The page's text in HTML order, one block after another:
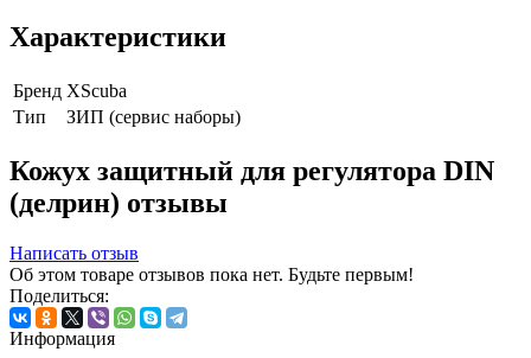
Характеристики
Бренд XScuba
Тип
ЗИП (сервис наборы)
Кожух защитный для регулятора DIN
(делрин) отзывы
Написать отзыв
Об этом товаре отзывов пока нет. Будьте первым!
Поделиться:
Информация